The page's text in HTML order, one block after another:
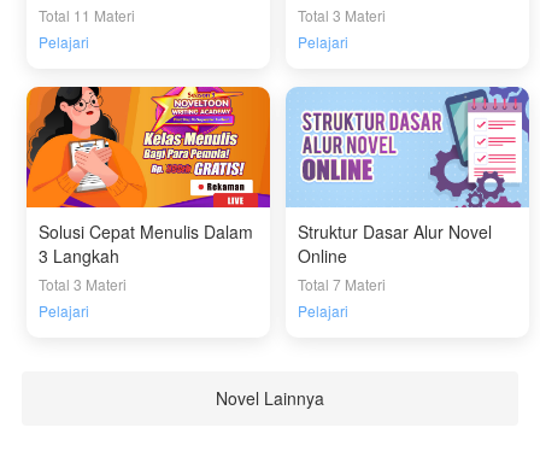
Total 11 Materi
Pelajari
Total 3 Materi
Pelajari
Solusi Cepat Menulis Dalam
3 Langkah
Total 3 Materi
Pelajari
Struktur Dasar Alur Novel
Online
Total 7 Materi
Pelajari
Novel Lainnya